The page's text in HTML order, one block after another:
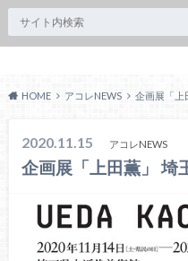
HOME アコレNEWS 企画展「上
2020.11.15 アコレNEWS
企画展「上田薫」 埼